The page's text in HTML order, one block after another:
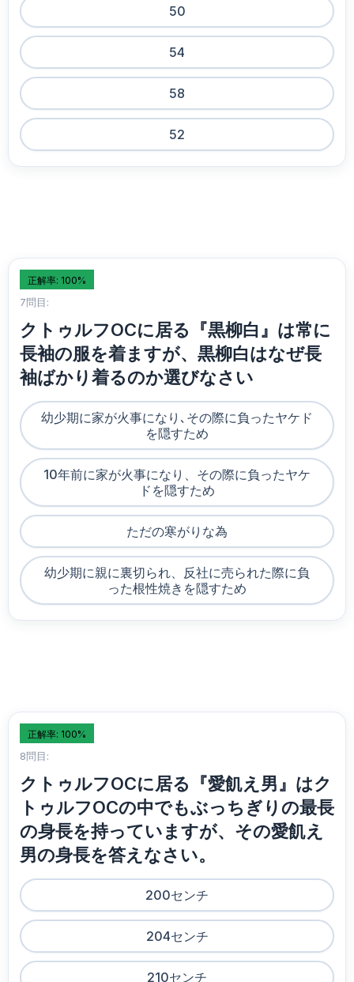
50
54
58
52
正解率: 100%
7問目:
クトゥルフOCに居る『黒柳白』は常に
長袖の服を着ますが、黒柳白はなぜ長
袖ばかり着るのか選びなさい
幼少期に家が火事になり､その際に負ったヤケド
を隠すため
10年前に家が火事になり、その際に負ったヤケ
ドを隠すため
ただの寒がりな為
幼少期に親に裏切られ、反社に売られた際に負
った根性焼きを隠すため
正解率: 100%
8問目:
クトゥルフOCに居る『愛飢え男』はク
トゥルフOCの中でもぶっちぎりの最長
の身長を持っていますが、その愛飢え
男の身長を答えなさい。
200センチ
204センチ
210センチ